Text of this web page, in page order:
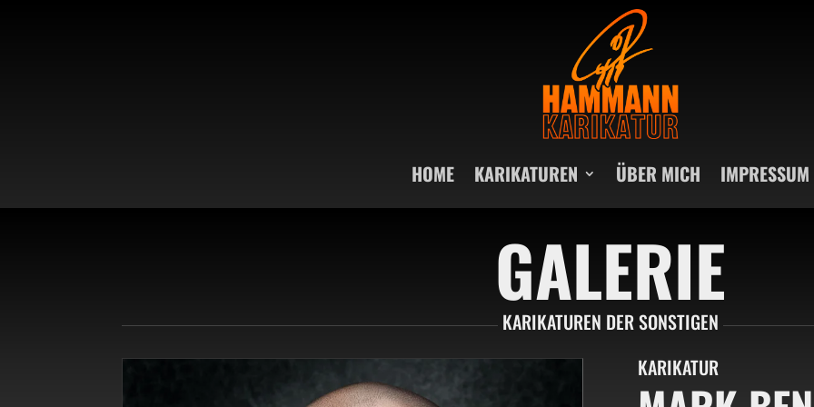
HOME KARIKATUREN ÜBER MICH IMPRESSUM
GALERIE
KARIKATUREN DER SONSTIGEN
KARIKATUR